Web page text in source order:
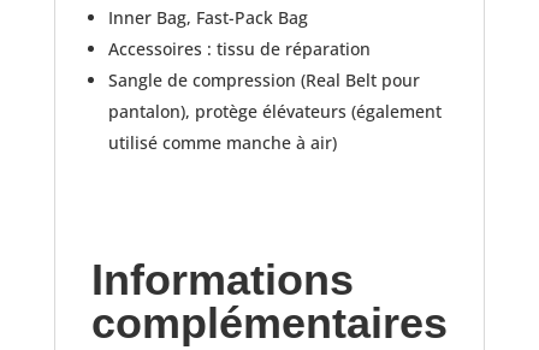
Inner Bag, Fast-Pack Bag
Accessoires : tissu de réparation
Sangle de compression (Real Belt pour
pantalon), protège élévateurs (également
utilisé comme manche à air)
Informations
complémentaires